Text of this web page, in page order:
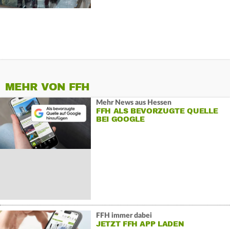
MEHR VON FFH
Mehr News aus Hessen
FFH ALS BEVORZUGTE QUELLE
BEI GOOGLE
FFH immer dabei
JETZT FFH APP LADEN